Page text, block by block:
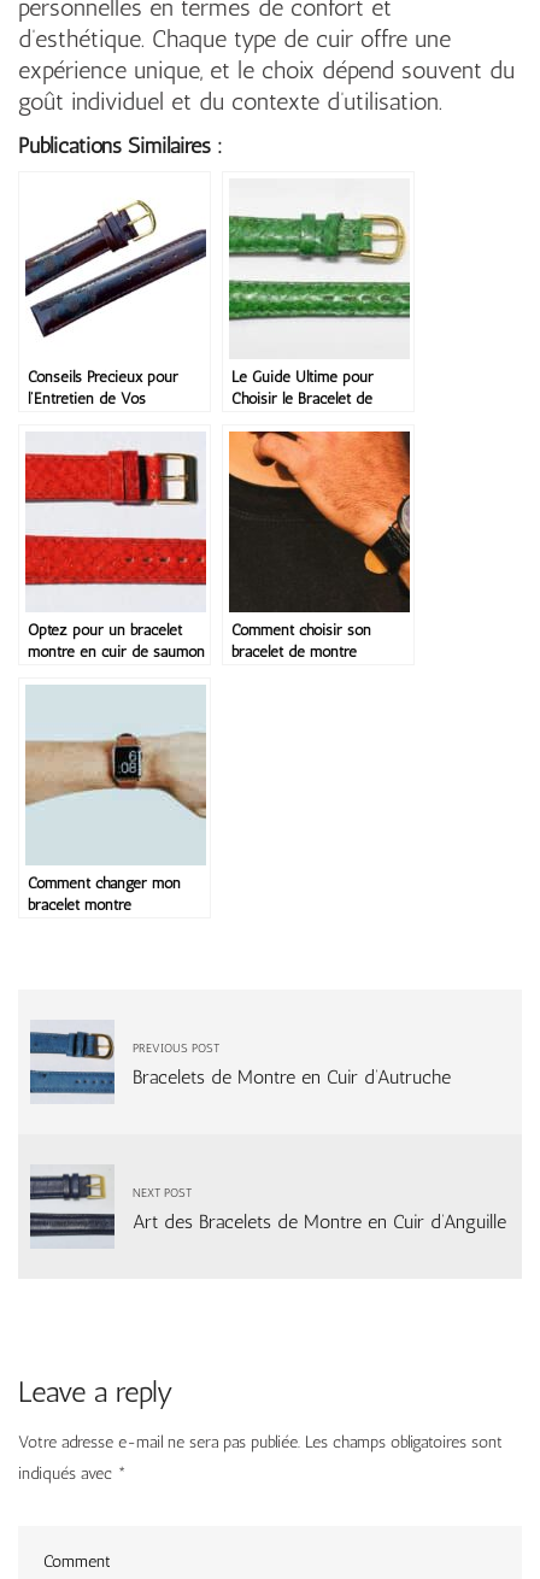
personnelles en termes de confort et
d’esthétique. Chaque type de cuir offre une
expérience unique, et le choix dépend souvent du
goût individuel et du contexte d’utilisation.
Publications Similaires :
Conseils Précieux pour
l’Entretien de Vos
Le Guide Ultime pour
Choisir le Bracelet de
Optez pour un bracelet
montre en cuir de saumon
Comment choisir son
bracelet de montre
Comment changer mon
bracelet montre
PREVIOUS POST
Bracelets de Montre en Cuir d’Autruche
NEXT POST
Art des Bracelets de Montre en Cuir d’Anguille
Leave a reply
Votre adresse e-mail ne sera pas publiée. Les champs obligatoires sont
indiqués avec *